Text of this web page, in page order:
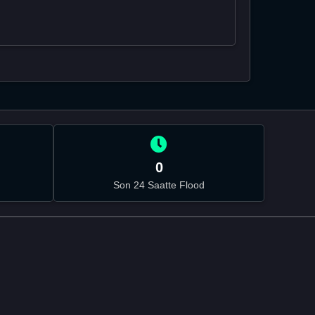
0
Son 24 Saatte Flood